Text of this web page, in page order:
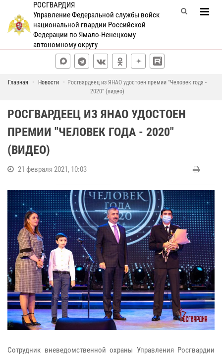
РОСГВАРДИЯ
Управление Федеральной службы войск
национальной гвардии Российской
Федерации по Ямало-Ненецкому
автономному округу
Главная Новости
Росгвардеец из ЯНАО удостоен премии "Человек года -
2020" (видео)
РОСГВАРДЕЕЦ ИЗ ЯНАО УДОСТОЕН
ПРЕМИИ "ЧЕЛОВЕК ГОДА - 2020"
(ВИДЕО)
21 февраля 2021, 10:03
Сотрудник вневедомственной охраны Управления Росгвардии